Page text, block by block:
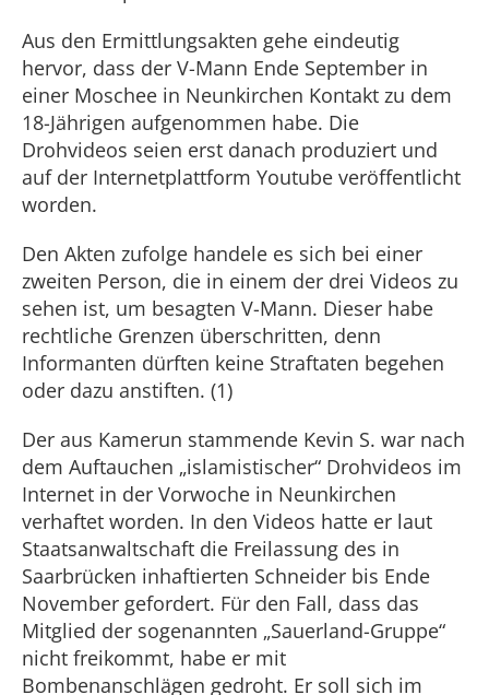
Aus den Ermittlungsakten gehe eindeutig
hervor, dass der V-Mann Ende September in
einer Moschee in Neunkirchen Kontakt zu dem
18-Jährigen aufgenommen habe. Die
Drohvideos seien erst danach produziert und
auf der Internetplattform Youtube veröffentlicht
worden.
Den Akten zufolge handele es sich bei einer
zweiten Person, die in einem der drei Videos zu
sehen ist, um besagten V-Mann. Dieser habe
rechtliche Grenzen überschritten, denn
Informanten dürften keine Straftaten begehen
oder dazu anstiften. (1)
Der aus Kamerun stammende Kevin S. war nach
dem Auftauchen „islamistischer“ Drohvideos im
Internet in der Vorwoche in Neunkirchen
verhaftet worden. In den Videos hatte er laut
Staatsanwaltschaft die Freilassung des in
Saarbrücken inhaftierten Schneider bis Ende
November gefordert. Für den Fall, dass das
Mitglied der sogenannten „Sauerland-Gruppe“
nicht freikommt, habe er mit
Bombenanschlägen gedroht. Er soll sich im